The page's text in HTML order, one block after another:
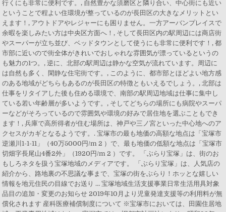
行くにも非常に便利です。, 自然豊かな須磨区と隣り合い、中心街にも近い
ということで程よい住環境が整っているのが長田区の大きなメリットとい
えます！, アウトドアやレジャーにも困りません。一方アーバンプレイスで
余暇を楽しみたい方は中央区方面へ！, そして長田区内の駅周辺には商店街
やスーパーが立ち並び、ベッドタウンとして使うにも非常に便利です！, 都
市部に近いので街全体がきれいでおしゃれな雰囲気が漂っているというの
も魅力の1つ。, 逆に、北部の駅周辺は静かな空気が流れています。周辺に
は自然も多く、閑静な住宅街です。, このように、都市部とほどよい地方感
のある地域がどちらもあるのが長田区の特徴ともいえるでしょう。, 北部は
仕事をリタイアした後も住める環境で、南部の駅周辺地域は仕事に集中し
ている若い年齢層が多いようです。, そしてどちらの場所にも病院やスーパ
ーなどがそろっているので雰囲気や環境の好みで居住地を選ぶこともでき
ます！, 兵庫で高所得者が住む場所は、神戸や三ノ宮といった中心地へのア
クセスがカギとなるようです。. 宝塚市の最も地価の高額な地点は「宝塚市
逆瀬川1-1-11」（40万5000円/m 2 ）で、最も地価の低額な地点は「宝塚市
切畑字長尾山4番2外」（1920円/m 2 ）です。 「ぶらり宝塚」は、街のお
もしろネタを扱う宝塚地域のメディアです。 「ぶらり宝塚」は、人気店の
紹介から、路地裏の不思議な事まで、宝塚の街をぶらり！ホッとな嬉しい
情報を地元住民の目線でお送り … 宝塚地域生活支援事業日常生活用具対象
品目の追加・変更のお知らせ 2019年10月より児童発達支援等の利用料が無
償化されます 産科医療補償制度について ※宝塚市においては、田園住居地